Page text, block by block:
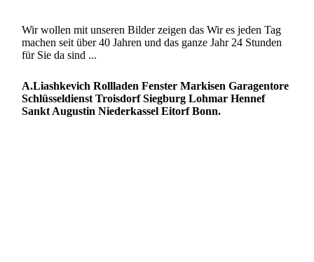
Wir wollen mit unseren Bilder zeigen das Wir es jeden Tag
machen seit über 40 Jahren und das ganze Jahr 24 Stunden
für Sie da sind ...
A.Liashkevich Rollladen Fenster Markisen Garagentore
Schlüsseldienst Troisdorf Siegburg Lohmar Hennef
Sankt Augustin Niederkassel Eitorf Bonn.